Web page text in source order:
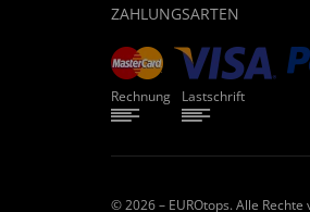
ZAHLUNGSARTEN
Rechnung Lastschrift
© 2026 – EUROtops. Alle Rechte